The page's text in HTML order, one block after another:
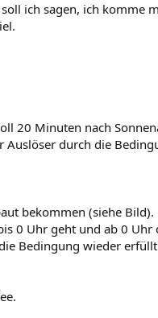
ich sagen, ich komme
20 Minuten nach
Auslöser durch die
bekommen (siehe
0 Uhr geht und ab 0
Bedingung wieder